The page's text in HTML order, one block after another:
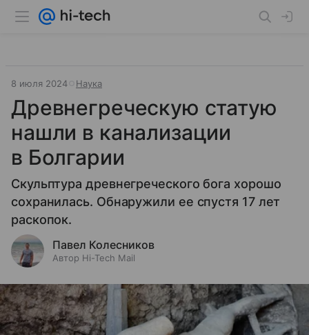
8 июля 2024 Наука
Древнегреческую статую
нашли в канализации
в Болгарии
Скульптура древнегреческого бога хорошо
сохранилась. Обнаружили ее спустя 17 лет
раскопок.
Павел Колесников
Автор Hi-Tech Mail